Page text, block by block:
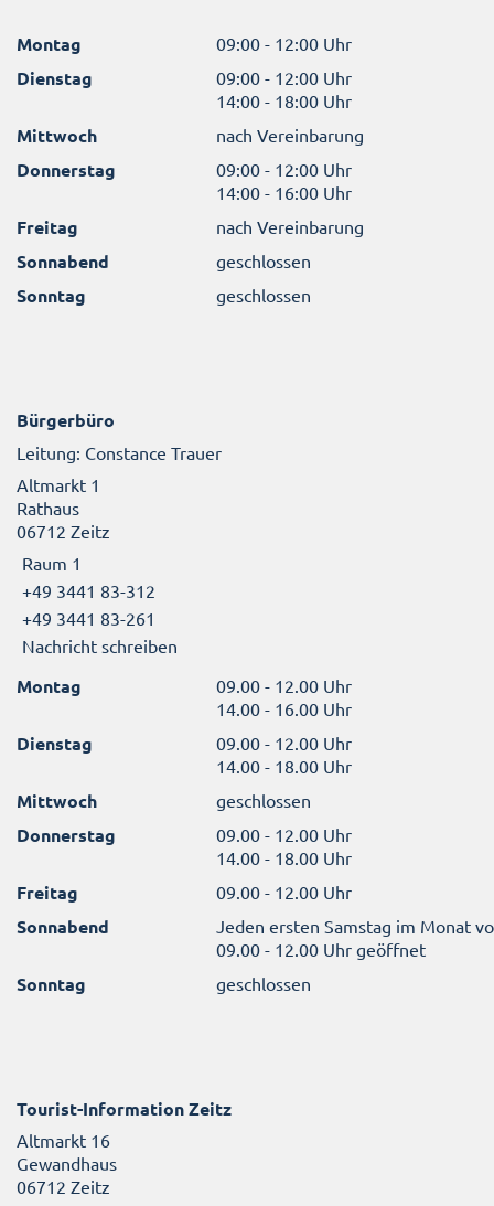
Montag 09:00 - 12:00 Uhr
Dienstag
09:00 - 12:00 Uhr
14:00 - 18:00 Uhr
Mittwoch nach Vereinbarung
Donnerstag
09:00 - 12:00 Uhr
14:00 - 16:00 Uhr
Freitag nach Vereinbarung
Sonnabend geschlossen
Sonntag geschlossen
Bürgerbüro
Leitung: Constance Trauer
Altmarkt 1
Rathaus
06712 Zeitz
Raum 1
+49 3441 83-312
+49 3441 83-261
Nachricht schreiben
Montag
09.00 - 12.00 Uhr
14.00 - 16.00 Uhr
Dienstag
09.00 - 12.00 Uhr
14.00 - 18.00 Uhr
Mittwoch geschlossen
Donnerstag
09.00 - 12.00 Uhr
14.00 - 18.00 Uhr
Freitag 09.00 - 12.00 Uhr
Sonnabend
Jeden ersten Samstag im Monat
09.00 - 12.00 Uhr geöffnet
Sonntag geschlossen
Tourist-Information Zeitz
Altmarkt 16
Gewandhaus
06712 Zeitz